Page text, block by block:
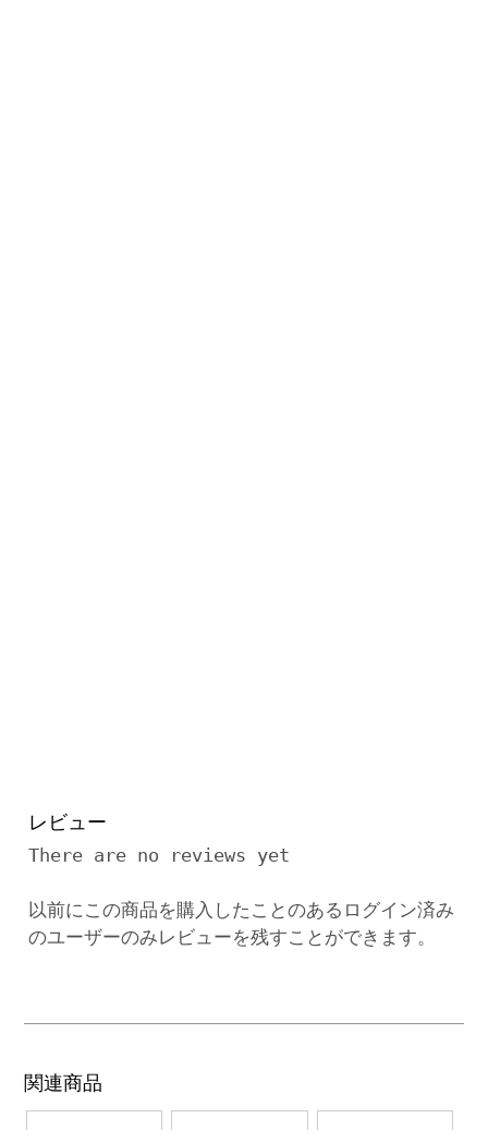
レビュー
There are no reviews yet
以前にこの商品を購入したことのあるログイン済み
のユーザーのみレビューを残すことができます。
関連商品